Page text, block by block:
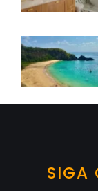
SIGA